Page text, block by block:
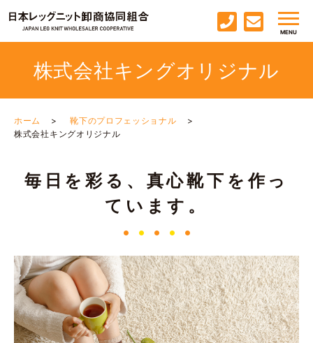
株式会社キングオリジナル
ホーム
靴下のプロフェッショナル
株式会社キングオリジナル
毎日を彩る、真心靴下を作っ
ています。